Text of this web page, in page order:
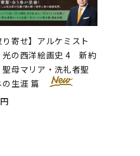
り寄せ】アルケミスト
の西洋絵画史 4 新約
母マリア・洗礼者聖
の生涯 篇